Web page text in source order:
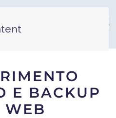
E BACKUP
WEB